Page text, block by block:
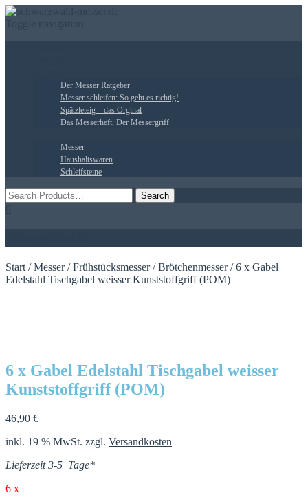
Der Messer Ratgeber
Messer schleifen: So geht es richtig!
Spätzleteig – das Orginal
Das Messerheft, Der Messergriff
Messer
Haushaltswaren
Schleifsteine
Start /Messer/Frühstücksmesser / Brötchenmesser/ 6 x Gabel
Edelstahl Tischgabel weisser Kunststoffgriff (POM)
6 x Gabel Edelstahl Tischgabel weisser
Kunststoffgriff (POM)
46,90 €
inkl. 19 % MwSt. zzgl. Versandkosten
Lieferzeit 3-5 Tage*
6 x